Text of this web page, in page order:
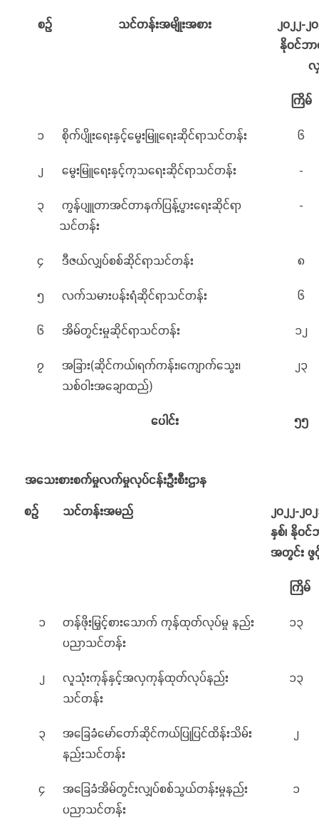
စဉ် သင်တန်းအမျိုးအစား ၂၀၂၂-၂
နိုဝင်ဘ
ကြိမ်
၁ စိုက်ပျိုးရေးနှင့်မွေးမြူရေးဆိုင်ရာသင်တန်း ၆
၂ မွေးမြူရေးနှင့်ကုသရေးဆိုင်ရာသင်တန်း -
၃
ကွန်ပျူတာအင်တာနက်ပြန့်ပွားရေးဆိုင်ရာ
သင်တန်း
-
၄ ဒီဇယ်လျှပ်စစ်ဆိုင်ရာသင်တန်း ၈
၅ လက်သမားပန်းရံဆိုင်ရာသင်တန်း ၆
၆ အိမ်တွင်းမှုဆိုင်ရာသင်တန်း ၁၂
၇
အခြား(ဆိုင်ကယ်၊ရက်ကန်း၊ကျောက်သွေး၊
သစ်ဝါးအချောထည်)
၂၃
ပေါင်း ၅၅
အသေးစားစက်မှုလက်မှုလုပ်ငန်းဦးစီးဌာန
စဉ်
သင်တန်းအမည် ၂၀၂၂-၂၀
နှစ်၊ နိုဝင်
အတွင်း ဖွ
ကြိမ်
၁
တန်ဖိုးမြှင့်စားသောက် ကုန်ထုတ်လုပ်မှု နည်း
ပညာသင်တန်း
၁၃
၂
လူသုံးကုန်နှင့်အလှကုန်ထုတ်လုပ်နည်း
သင်တန်း
၁၃
၃
အခြေခံမော်တော်ဆိုင်ကယ်ပြုပြင်ထိန်းသိမ်း
နည်းသင်တန်း
၂
၄
အခြေခံအိမ်တွင်းလျှပ်စစ်သွယ်တန်းမှုနည်း
ပညာသင်တန်း
၁